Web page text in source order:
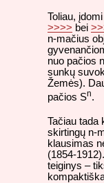
Toliau,
>>>> bei
n-mačius
nuo pačios
sunkų
Žemės).
pačios Sn.
Tačiau tada
skirtingų n-
klausimas
(1854-
teiginys –